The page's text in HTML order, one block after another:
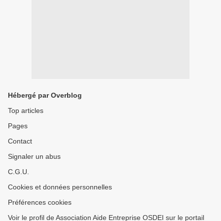
Hébergé par Overblog
Top articles
Pages
Contact
Signaler un abus
C.G.U.
Cookies et données personnelles
Préférences cookies
Voir le profil de Association Aide Entreprise OSDEI sur le portail